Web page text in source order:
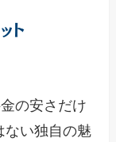
の安さだけ
ない独自の魅